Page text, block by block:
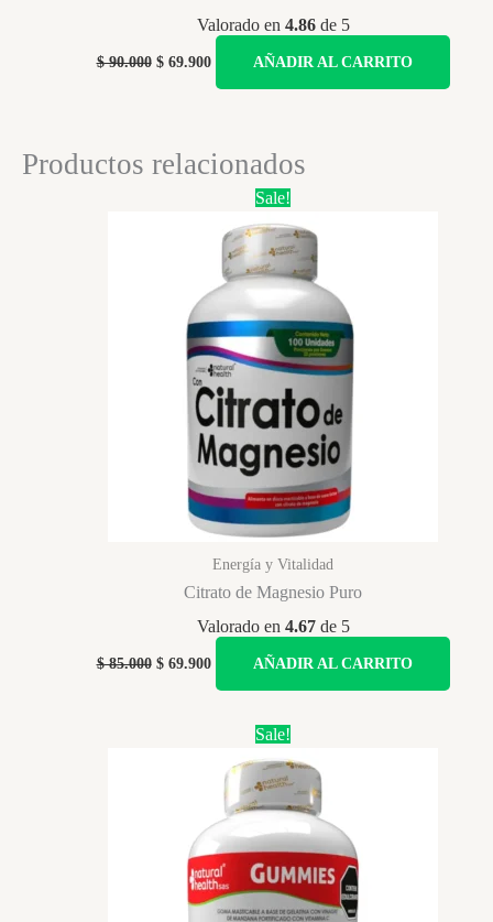
Valorado en 4.86de 5
$90.000 Original
$69.900CurrentAÑADIR AL CARRITO
Productos relacionados
Sale!
Energía y Vitalidad
Citrato de Magnesio Puro
Valorado en 4.67de 5
$85.000 Original
$69.900CurrentAÑADIR AL CARRITO
Sale!